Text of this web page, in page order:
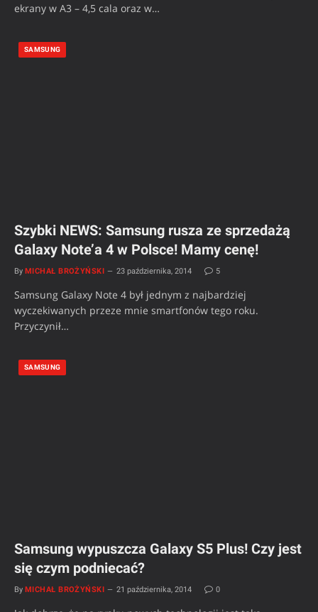
ekrany w A3 – 4,5 cala oraz w…
SAMSUNG
Szybki NEWS: Samsung rusza ze sprzedażą
Galaxy Note’a 4 w Polsce! Mamy cenę!
By MICHAŁ BROŻYŃSKI 23 października, 2014 5
Samsung Galaxy Note 4 był jednym z najbardziej
wyczekiwanych przeze mnie smartfonów tego roku.
Przyczynił…
SAMSUNG
Samsung wypuszcza Galaxy S5 Plus! Czy jest
się czym podniecać?
By MICHAŁ BROŻYŃSKI 21 października, 2014 0